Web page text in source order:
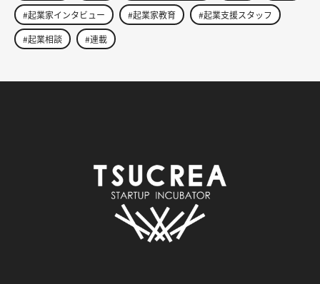
#起業家インタビュー
#起業家教育
#起業支援スタッフ
#起業相談
#連載